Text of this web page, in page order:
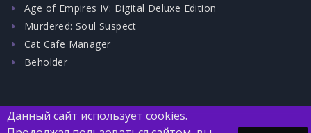
Age of Empires IV: Digital Deluxe Edition
Murdered: Soul Suspect
Cat Cafe Manager
Beholder
Данный сайт использует cookies.